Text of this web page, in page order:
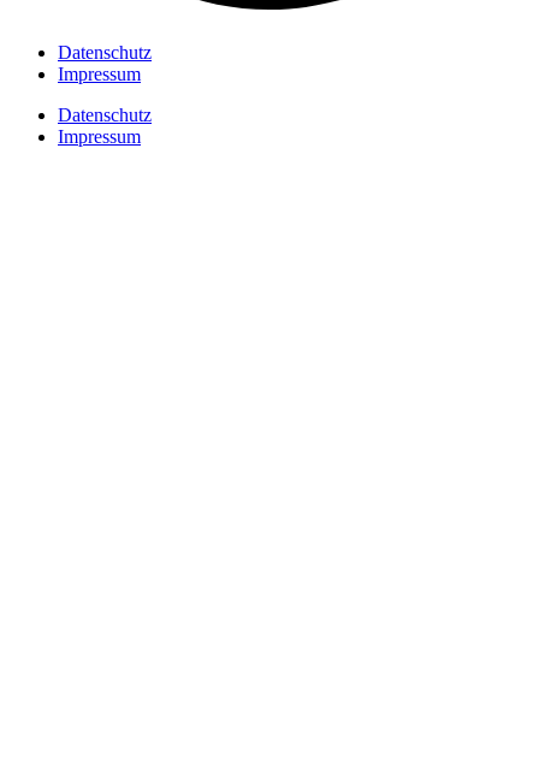
Datenschutz
Impressum
Datenschutz
Impressum